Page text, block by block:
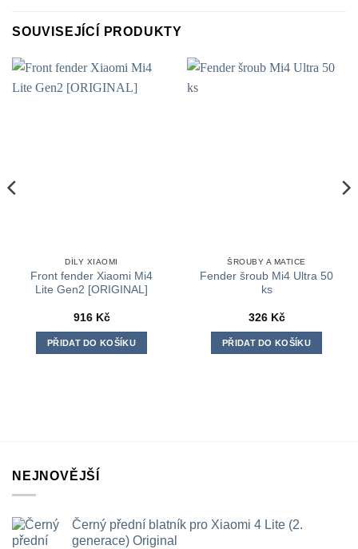
SOUVISEJÍCÍ PRODUKTY
DÍLY XIAOMI
Front fender Xiaomi Mi4
Lite Gen2 [ORIGINAL]
916 Kč
PŘIDAT DO KOŠÍKU
ŠROUBY A MATICE
Fender šroub Mi4 Ultra 50
ks
326 Kč
PŘIDAT DO KOŠÍKU
NEJNOVĚJŠÍ
Černý přední blatník pro Xiaomi 4 Lite (2.
generace) Original